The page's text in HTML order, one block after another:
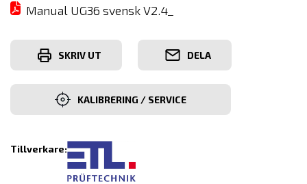
Manual UG36 svensk V2.4_
SKRIV UT DELA
KALIBRERING / SERVICE
Tillverkare: